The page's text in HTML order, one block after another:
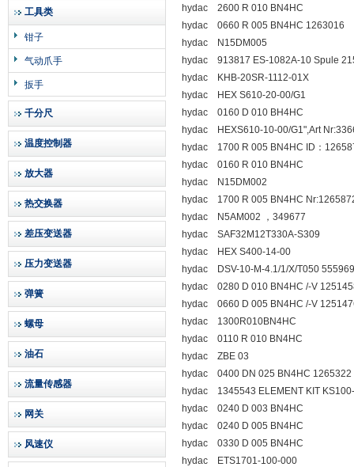
工具类
钳子
气动爪手
扳手
千分尺
温度控制器
放大器
热交换器
差压变送器
压力变送器
弹簧
螺母
油石
流量传感器
网关
风速仪
hydac 2600 R 010 BN4HC
hydac 0660 R 005 BN4HC 1263016
hydac N15DM005
hydac 913817 ES-1082A-10 Spule
hydac KHB-20SR-1112-01X
hydac HEX S610-20-00/G1
hydac 0160 D 010 BH4HC
hydac HEXS610-10-00/G1",Art
hydac 1700 R 005 BN4HC ID：
hydac 0160 R 010 BN4HC
hydac N15DM002
hydac 1700 R 005 BN4HC
hydac N5AM002 ，349677
hydac SAF32M12T330A-S309
hydac HEX S400-14-00
hydac DSV-10-M-4.1/1/X/T050 555969
hydac 0280 D 010 BN4HC /-V
hydac 0660 D 005 BN4HC /-V
hydac 1300R010BN4HC
hydac 0110 R 010 BN4HC
hydac ZBE 03
hydac 0400 DN 025 BN4HC 1265322
hydac 1345543 ELEMENT KIT
hydac 0240 D 003 BN4HC
hydac 0240 D 005 BN4HC
hydac 0330 D 005 BN4HC
hydac ETS1701-100-000